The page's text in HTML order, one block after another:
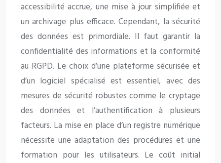
accessibilité accrue, une mise à jour simplifiée et
un archivage plus efficace. Cependant, la sécurité
des données est primordiale. Il faut garantir la
confidentialité des informations et la conformité
au RGPD. Le choix d’une plateforme sécurisée et
d’un logiciel spécialisé est essentiel, avec des
mesures de sécurité robustes comme le cryptage
des données et l’authentification à plusieurs
facteurs. La mise en place d’un registre numérique
nécessite une adaptation des procédures et une
formation pour les utilisateurs. Le coût initial